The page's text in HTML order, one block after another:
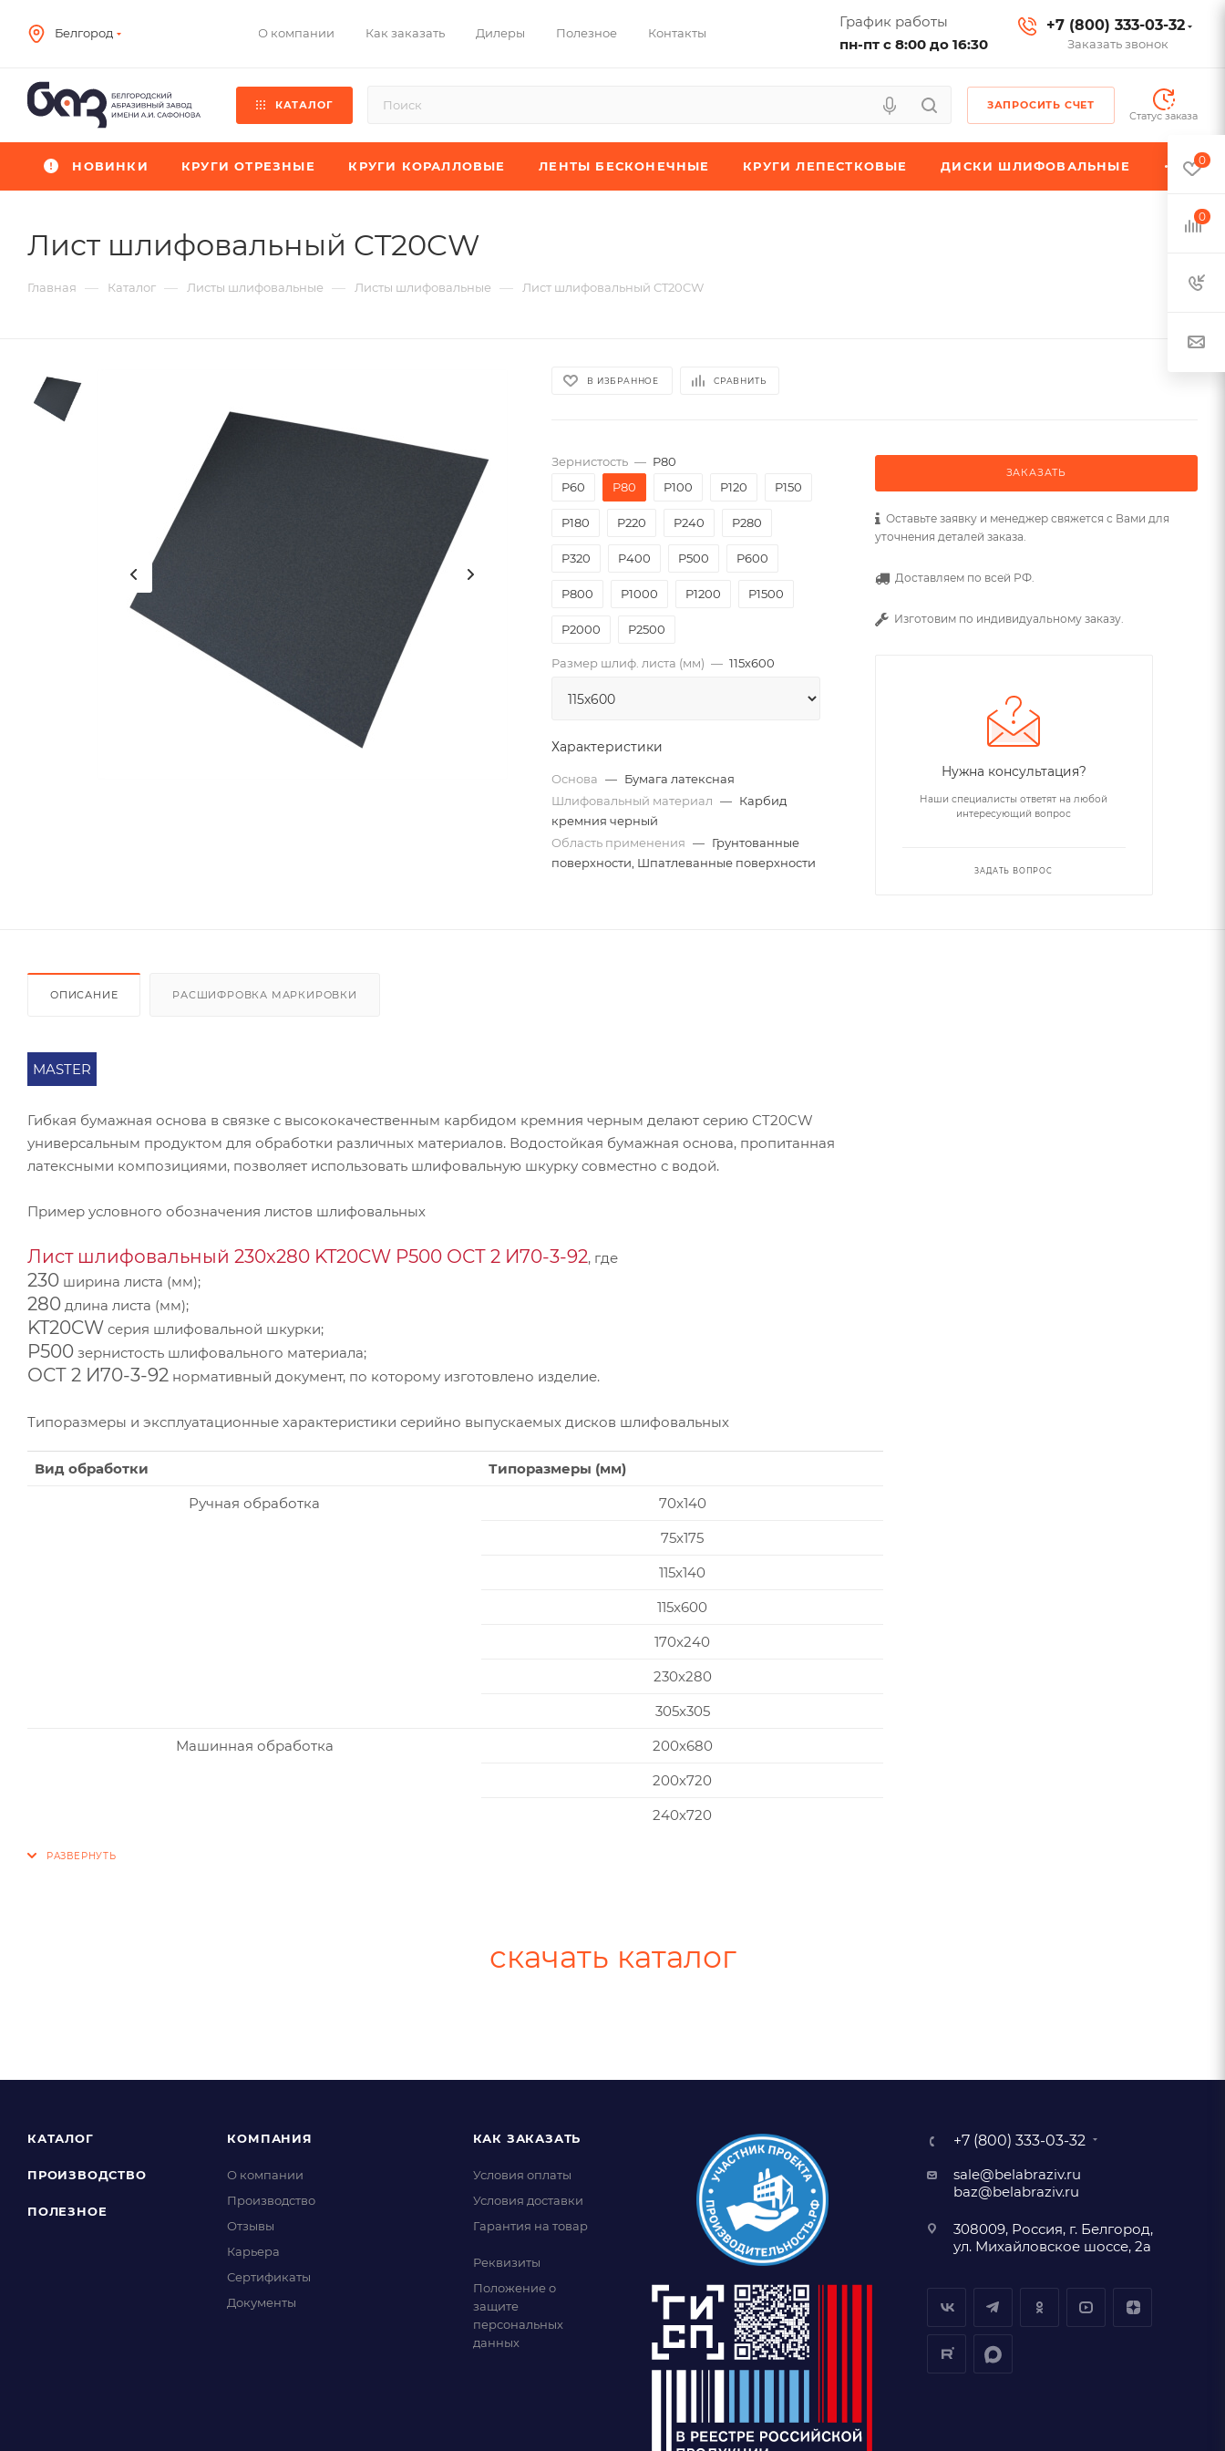
Белгород О компании Как заказать Дилеры Полезное Контакты
График работы
пн-пт с 8:00 до 16:30
+7 (800) 333-03-32
Заказать звонок
КАТАЛОГ
ЗАПРОСИТЬ СЧЕТ
Статус заказа
НОВИНКИ КРУГИ ОТРЕЗНЫЕ КРУГИ КОРАЛЛОВЫЕ ЛЕНТЫ БЕСКОНЕЧНЫЕ КРУГИ ЛЕПЕСТКОВЫЕ ДИСКИ ШЛИФОВАЛЬНЫЕ
Лист шлифовальный CT20CW
Главная — Каталог — Листы шлифовальные — Листы шлифовальные — Лист шлифовальный CT20CW
В ИЗБРАННОЕ СРАВНИТЬ
Зернистость — P80
P60
P80 P100 P120 P150
P180 P220 P240 P280
P320 P400 P500 P600
P800 P1000 P1200 P1500
P2000 Р2500
Размер шлиф. листа (мм) — 115х600
Характеристики
Основа — Бумага латексная
Шлифовальный материал — Карбид
кремния черный
Область применения — Грунтованные
поверхности, Шпатлеванные поверхности
ЗАКАЗАТЬ
Оставьте заявку и менеджер свяжется с Вами для
уточнения деталей заказа.
Доставляем по всей РФ.
Изготовим по индивидуальному заказу.
Нужна консультация?
Наши специалисты ответят на любой
интересующий вопрос
ЗАДАТЬ ВОПРОС
ОПИСАНИЕ РАСШИФРОВКА МАРКИРОВКИ
MASTER
Гибкая бумажная основа в связке с высококачественным карбидом кремния черным делают серию СT20CW
универсальным продуктом для обработки различных материалов. Водостойкая бумажная основа, пропитанная
латексными композициями, позволяет использовать шлифовальную шкурку совместно с водой.
Пример условного обозначения листов шлифовальных
Лист шлифовальный 230х280 KT20CW P500 ОСТ 2 И70-3-92, где
230 ширина листа (мм);
280 длина листа (мм);
KT20CW серия шлифовальной шкурки;
P500 зернистость шлифовального материала;
ОСТ 2 И70-3-92 нормативный документ, по которому изготовлено изделие.
Типоразмеры и эксплуатационные характеристики серийно выпускаемых дисков шлифовальных
Вид обработки
Типоразмеры (мм)
Ручная обработка
70x140
75x175
115x140
115x600
170x240
230x280
305x305
Машинная обработка
200х680
200х720
240х720
скачать каталог
КАТАЛОГ
ПРОИЗВОДСТВО
ПОЛЕЗНОЕ
КОМПАНИЯ
О компании
Производство
Отзывы
Карьера
Сертификаты
Документы
КАК ЗАКАЗАТЬ
Условия оплаты
Условия доставки
Гарантия на товар
Реквизиты
Положение о
защите
персональных
данных
+7 (800) 333-03-32
sale@belabraziv.ru
baz@belabraziv.ru
308009, Россия, г. Белгород,
ул. Михайловское шоссе, 2а
0
0